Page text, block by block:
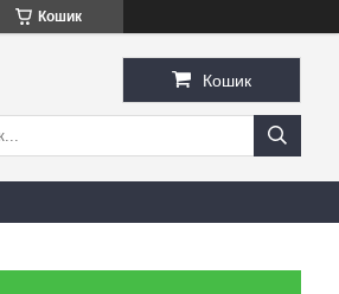
Кошик
Кошик